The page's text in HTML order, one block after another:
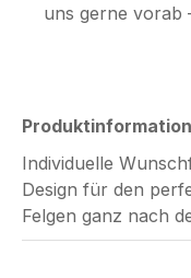
uns gerne vorab
Individuelle
Design für den
Felgen ganz nach